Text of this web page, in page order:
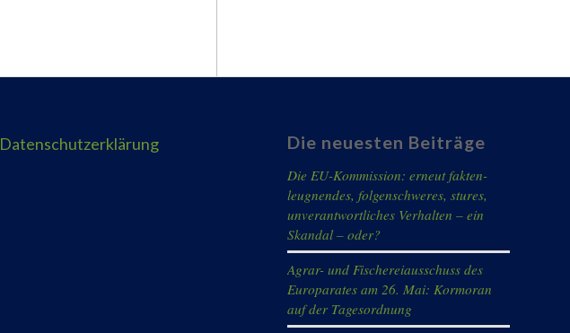
Datenschutzerklärung Die neuesten Beiträge
Die EU-Kommission: erneut fakten-
leugnendes, folgenschweres, stures,
unverantwortliches Verhalten – ein
Skandal – oder?
Agrar- und Fischereiausschuss des
Europarates am 26. Mai: Kormoran
auf der Tagesordnung